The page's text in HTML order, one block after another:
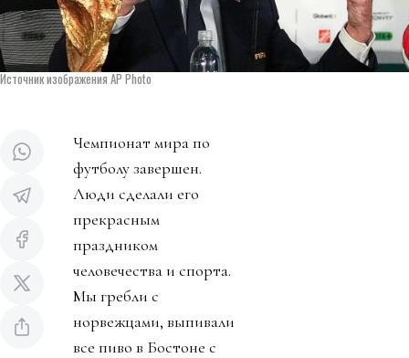
Источник изображения AP Photo
Чемпионат мира по
футболу завершен.
Люди сделали его
прекрасным
праздником
человечества и спорта.
Мы гребли с
норвежцами, выпивали
все пиво в Бостоне с